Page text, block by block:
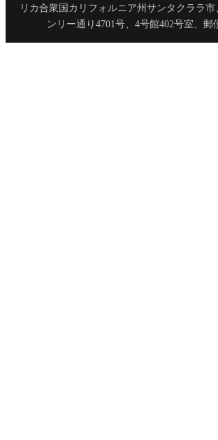
リカ合衆国カリフォルニア州サンタクララ
ンリー通り4701号、4号館402号室、郵